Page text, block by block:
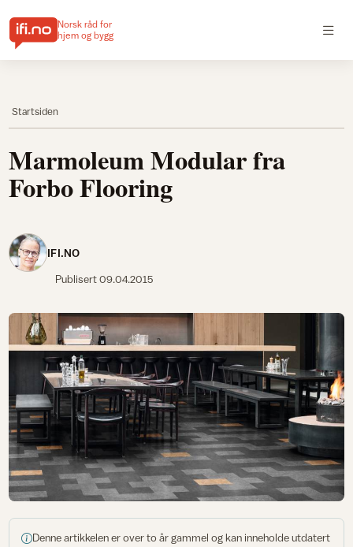
Norsk råd for
hjem og bygg
Startsiden
Marmoleum Modular fra
Forbo Flooring
IFI.NO
Publisert09.04.2015
Denne artikkelen er over to år gammel og kan inneholde utdatert